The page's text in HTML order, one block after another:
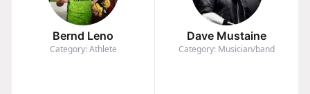
Bernd Leno
Category: Athlete
Dave Mustaine
Category: Musician/band